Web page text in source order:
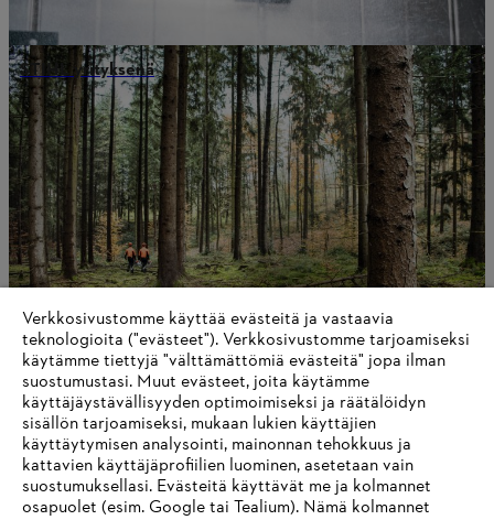
STIHL yrityksenä
Arvomme
Tietoa toimittajille
Tuotteet
Verkkosivustomme käyttää evästeitä ja vastaavia
teknologioita ("evästeet"). Verkkosivustomme tarjoamiseksi
käytämme tiettyjä "välttämättömiä evästeitä" jopa ilman
suostumustasi. Muut evästeet, joita käytämme
käyttäjäystävällisyyden optimoimiseksi ja räätälöidyn
sisällön tarjoamiseksi, mukaan lukien käyttäjien
käyttäytymisen analysointi, mainonnan tehokkuus ja
kattavien käyttäjäprofiilien luominen, asetetaan vain
suostumuksellasi. Evästeitä käyttävät me ja kolmannet
osapuolet (esim. Google tai Tealium). Nämä kolmannet